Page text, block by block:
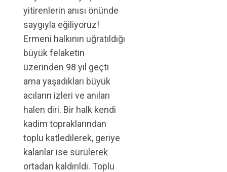
yitirenlerin anısı önünde
saygıyla eğiliyoruz!
Ermeni halkının uğratıldığı
büyük felaketin
üzerinden 98 yıl geçti
ama yaşadıkları büyük
acıların izleri ve anıları
halen diri. Bir halk kendi
kadim topraklarından
toplu katledilerek, geriye
kalanlar ise sürülerek
ortadan kaldırıldı. Toplu